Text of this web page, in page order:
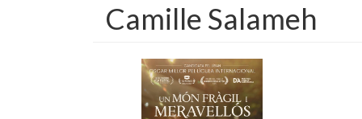
Camille Salameh